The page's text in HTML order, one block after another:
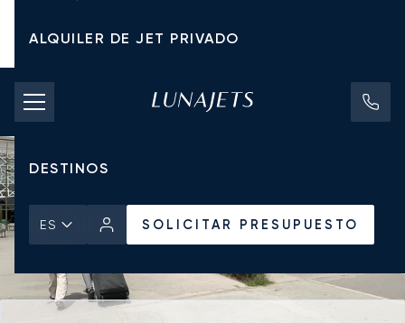
ALQUILER DE JET PRIVADO
TARIFAS DE CHÁRTER
JETS PRIVADOS
DESTINOS
ES SOLICITAR PRESUPUESTO